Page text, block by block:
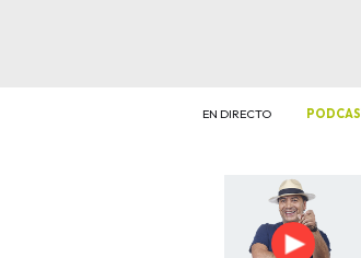
EN DIRECTO
Reproducir